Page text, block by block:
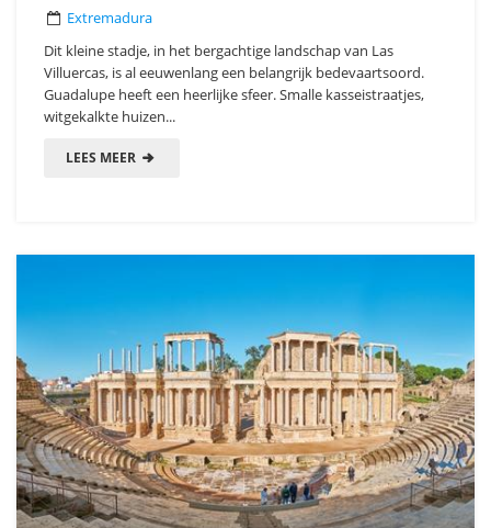
Extremadura
Dit kleine stadje, in het bergachtige landschap van Las
Villuercas, is al eeuwenlang een belangrijk bedevaartsoord.
Guadalupe heeft een heerlijke sfeer. Smalle kasseistraatjes,
witgekalkte huizen...
LEES MEER